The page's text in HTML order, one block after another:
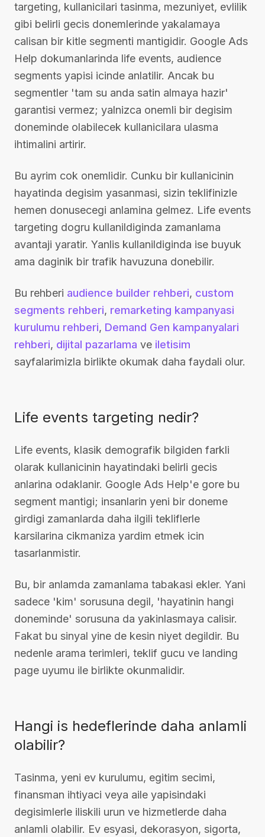
targeting, kullanicilari tasinma, mezuniyet, evlilik
gibi belirli gecis donemlerinde yakalamaya
calisan bir kitle segmenti mantigidir. Google Ads
Help dokumanlarinda life events, audience
segments yapisi icinde anlatilir. Ancak bu
segmentler 'tam su anda satin almaya hazir'
garantisi vermez; yalnizca onemli bir degisim
doneminde olabilecek kullanicilara ulasma
ihtimalini artirir.
Bu ayrim cok onemlidir. Cunku bir kullanicinin
hayatinda degisim yasanmasi, sizin teklifinizle
hemen donusecegi anlamina gelmez. Life events
targeting dogru kullanildiginda zamanlama
avantaji yaratir. Yanlis kullanildiginda ise buyuk
ama daginik bir trafik havuzuna donebilir.
Bu rehberi audience builder rehberi, custom
segments rehberi, remarketing kampanyasi
kurulumu rehberi, Demand Gen kampanyalari
rehberi, dijital pazarlama ve iletisim
sayfalarimizla birlikte okumak daha faydali olur.
Life events targeting nedir?
Life events, klasik demografik bilgiden farkli
olarak kullanicinin hayatindaki belirli gecis
anlarina odaklanir. Google Ads Help'e gore bu
segment mantigi; insanlarin yeni bir doneme
girdigi zamanlarda daha ilgili tekliflerle
karsilarina cikmaniza yardim etmek icin
tasarlanmistir.
Bu, bir anlamda zamanlama tabakasi ekler. Yani
sadece 'kim' sorusuna degil, 'hayatinin hangi
doneminde' sorusuna da yakinlasmaya calisir.
Fakat bu sinyal yine de kesin niyet degildir. Bu
nedenle arama terimleri, teklif gucu ve landing
page uyumu ile birlikte okunmalidir.
Hangi is hedeflerinde daha anlamli
olabilir?
Tasinma, yeni ev kurulumu, egitim secimi,
finansman ihtiyaci veya aile yapisindaki
degisimlerle iliskili urun ve hizmetlerde daha
anlamli olabilir. Ev esyasi, dekorasyon, sigorta,